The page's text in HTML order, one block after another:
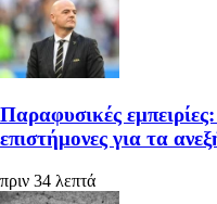
Παραφυσικές
επιστήμονες για τα
πριν 34 λεπτά